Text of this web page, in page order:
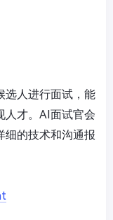
选人进行面试，能
人才。AI面试官会
细的技术和沟通报